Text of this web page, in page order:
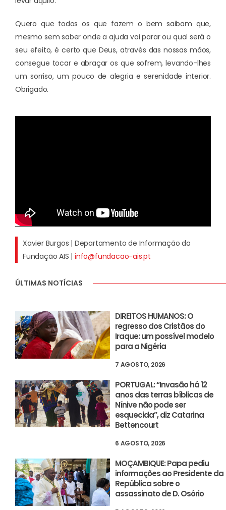
Quero que todos os que fazem o bem saibam que,
mesmo sem saber onde a ajuda vai parar ou qual será o
seu efeito, é certo que Deus, através das nossas mãos,
consegue tocar e abraçar os que sofrem, levando-lhes
um sorriso, um pouco de alegria e serenidade interior.
Obrigado.
Xavier Burgos | Departamento de Informação da
Fundação AIS |info@fundacao-ais.pt
ÚLTIMAS NOTÍCIAS
DIREITOS HUMANOS: O
regresso dos Cristãos do
Iraque: um possível modelo
para a Nigéria
7 AGOSTO, 2026
PORTUGAL: “Invasão há 12
anos das terras bíblicas de
Nínive não pode ser
esquecida”, diz Catarina
Bettencourt
6 AGOSTO, 2026
MOÇAMBIQUE: Papa pediu
informações ao Presidente da
República sobre o
assassinato de D. Osório